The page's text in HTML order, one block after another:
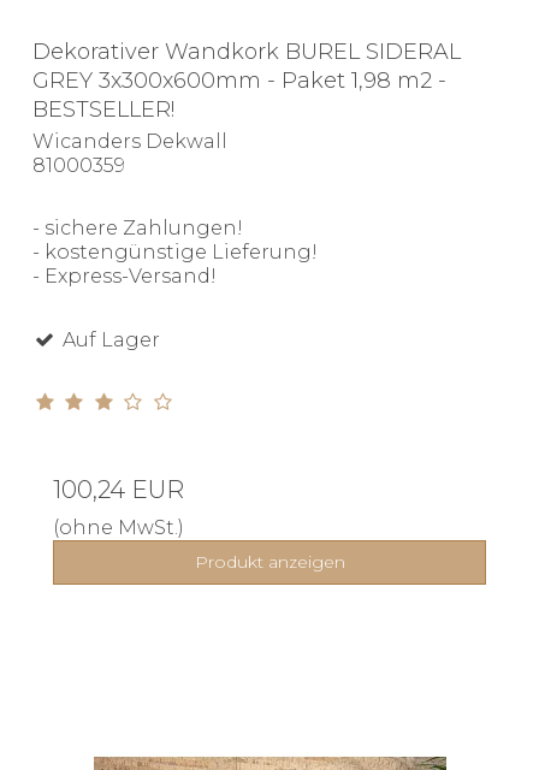
Dekorativer Wandkork BUREL SIDERAL
GREY 3x300x600mm - Paket 1,98 m2 -
BESTSELLER!
Wicanders Dekwall
81000359
- sichere Zahlungen!
- kostengünstige Lieferung!
- Express-Versand!
Auf Lager
100,24 EUR
(ohne MwSt.)
Produkt anzeigen